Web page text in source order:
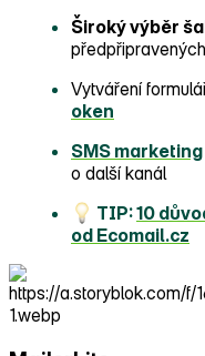
Široký výběr
Vytváření
oken
SMS marketing
o další kanál
TIP:10
od Ecomail.cz